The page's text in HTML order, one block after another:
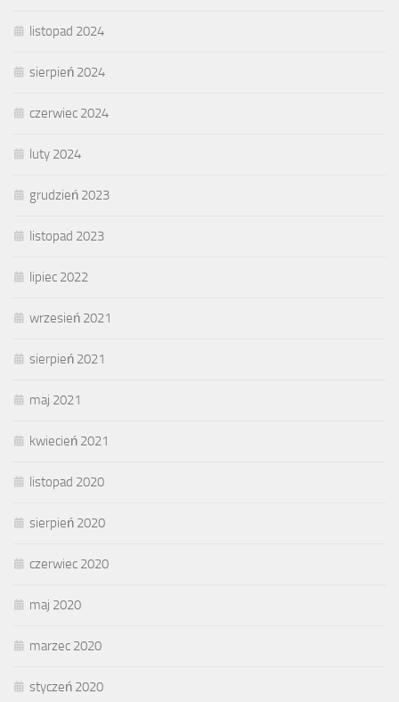
listopad 2024
sierpień 2024
czerwiec 2024
luty 2024
grudzień 2023
listopad 2023
lipiec 2022
wrzesień 2021
sierpień 2021
maj 2021
kwiecień 2021
listopad 2020
sierpień 2020
czerwiec 2020
maj 2020
marzec 2020
styczeń 2020